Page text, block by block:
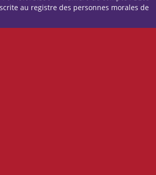
au registre des personnes morales de